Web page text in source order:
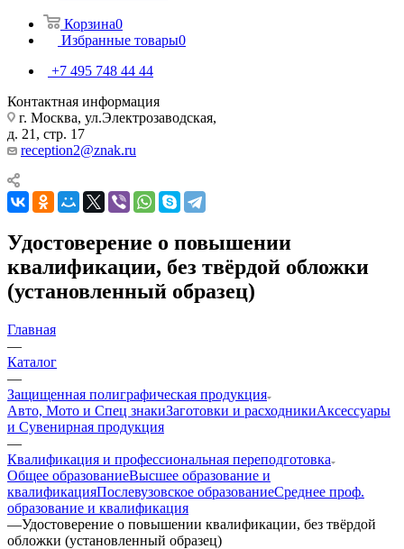
Корзина0
Избранные товары0
+7 495 748 44 44
Контактная информация
г. Москва, ул.Электрозаводская,
д. 21, стр. 17
reception2@znak.ru
Удостоверение о повышении
квалификации, без твёрдой обложки
(установленный образец)
Главная
—
Каталог
—
Защищенная полиграфическая продукция
Авто, Мото и Спец знакиЗаготовки и расходникиАксессуары
и Сувенирная продукция
—
Квалификация и профессиональная переподготовка
Общее образованиеВысшее образование и
квалификацияПослевузовское образованиеСреднее проф.
образование и квалификация
—Удостоверение о повышении квалификации, без твёрдой
обложки (установленный образец)